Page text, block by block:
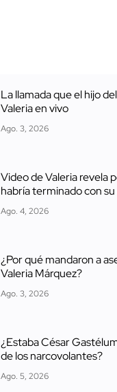
La llamada que el hijo
Valeria en vivo
Ago. 3, 2026
Video de Valeria revela
habría terminado con su
Ago. 4, 2026
¿Por qué mandaron a
Valeria Márquez?
Ago. 3, 2026
¿Estaba César
de los narcovolantes?
Ago. 5, 2026